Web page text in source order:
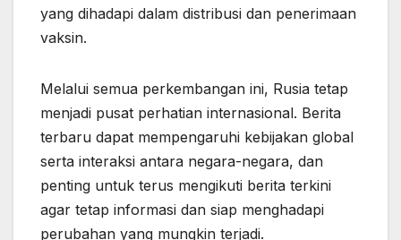
yang dihadapi dalam distribusi dan penerimaan
vaksin.
Melalui semua perkembangan ini, Rusia tetap
menjadi pusat perhatian internasional. Berita
terbaru dapat mempengaruhi kebijakan global
serta interaksi antara negara-negara, dan
penting untuk terus mengikuti berita terkini
agar tetap informasi dan siap menghadapi
perubahan yang mungkin terjadi.